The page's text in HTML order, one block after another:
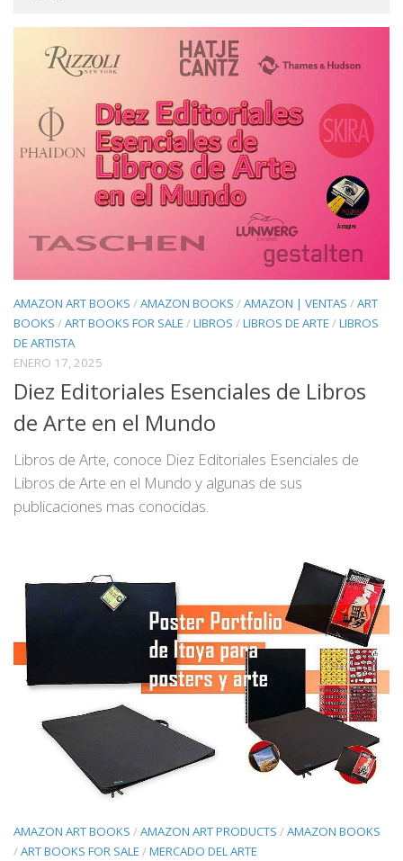
AMAZON ART BOOKS /AMAZON BOOKS /AMAZON | VENTAS /ART
BOOKS /ART BOOKS FOR SALE /LIBROS /LIBROS DE ARTE /LIBROS
DE ARTISTA
ENERO 17, 2025
Diez Editoriales Esenciales de Libros
de Arte en el Mundo
Libros de Arte, conoce Diez Editoriales Esenciales de
Libros de Arte en el Mundo y algunas de sus
publicaciones mas conocidas.
AMAZON ART BOOKS /AMAZON ART PRODUCTS /AMAZON BOOKS
/ART BOOKS FOR SALE /MERCADO DEL ARTE